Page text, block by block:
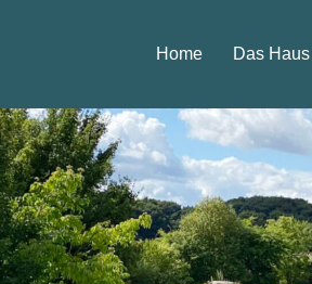
Home Das Haus